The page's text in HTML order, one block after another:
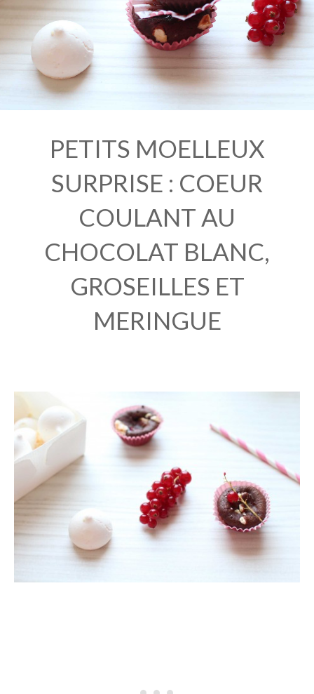
PETITS MOELLEUX
SURPRISE : COEUR
COULANT AU
CHOCOLAT BLANC,
GROSEILLES ET
MERINGUE